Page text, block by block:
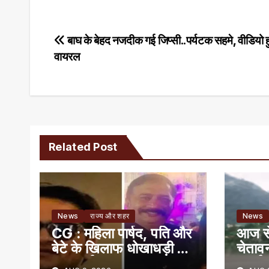
Post
बाघ के बेहद नजदीक गई जिप्सी..पर्यटक सहमे,
वायरल
Related Post
News राज्य और शहर
CG : महिला पार्षद, पति और
बेटे के खिलाफ धोखाधड़ी की
FIR दर्ज़
News
आज से
सतर्क